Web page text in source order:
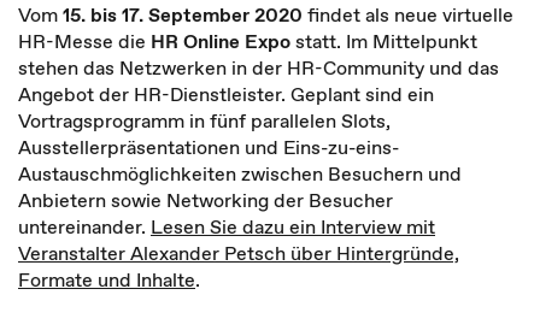
Vom15. bis 17. September 2020 findet als neue virtuelle
HR-Messe die HR Online Expostatt. Im Mittelpunkt
stehen das Netzwerken in der HR-Community und das
Angebot der HR-Dienstleister. Geplant sind ein
Vortragsprogramm in fünf parallelen Slots,
Ausstellerpräsentationen und Eins-zu-eins-
Austauschmöglichkeiten zwischen Besuchern und
Anbietern sowie Networking der Besucher
untereinander. Lesen Sie dazu ein Interview mit
Veranstalter Alexander Petsch über Hintergründe,
Formate und Inhalte.